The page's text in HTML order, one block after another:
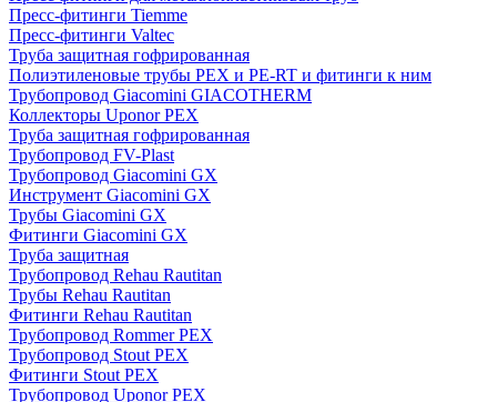
Пресс-фитинги Tiemme
Пресс-фитинги Valtec
Труба защитная гофрированная
Полиэтиленовые трубы PEX и PE-RT и фитинги к ним
Трубопровод Giacomini GIACOTHERM
Коллекторы Uponor PEX
Труба защитная гофрированная
Трубопровод FV-Plast
Трубопровод Giacomini GX
Инструмент Giacomini GX
Трубы Giacomini GX
Фитинги Giacomini GX
Труба защитная
Трубопровод Rehau Rautitan
Трубы Rehau Rautitan
Фитинги Rehau Rautitan
Трубопровод Rommer PEX
Трубопровод Stout PEX
Фитинги Stout PEX
Трубопровод Uponor PEX